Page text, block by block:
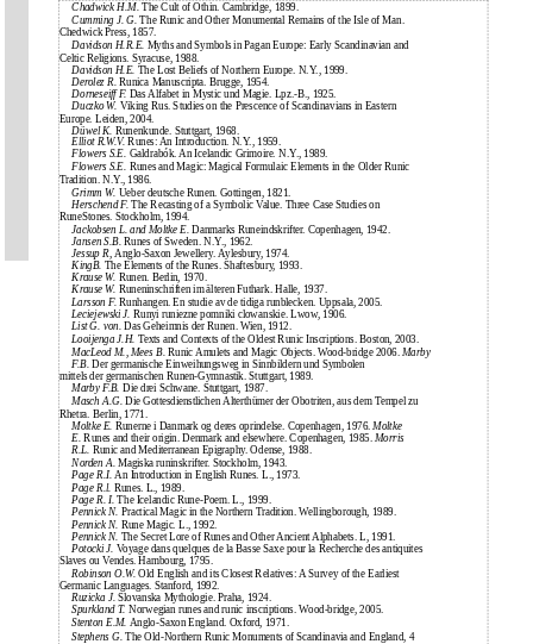
Chadwick H.M.The Cult of Othin. Cambridge, 1899.
Cumming J. G.The Runic and Other Monumental Remains of the Isle of Man.
Chedwick Press, 1857.
Davidson H.R.E. Myths and Symbols in Pagan Europe: Early Scandinavian and
Celtic Religions. Syracuse, 1988.
Davidson H.E. The Lost Beliefs of Northern Europe. N.Y., 1999.
Derolez R.Runica Manuscripta. Brugge, 1954.
Dorneseiff F. Das Alfabet in Mystic und Magie. Lpz.-B., 1925.
Duczko W. Viking Rus. Studies on the Prescence of Scandinavians in Eastern
Europe. Leiden, 2004.
Düwel K. Runenkunde. Stuttgart, 1968.
Elliot R.W.V.Runes: An Introduction. N.Y., 1959.
Flowers S.E. Galdrabók. An Icelandic Grimoire. N.Y., 1989.
Flowers S.E. Runes and Magic: Magical Formulaic Elements in the Older Runic
Tradition. N.Y., 1986.
Grimm W. Ueber deutsche Runen. Gottingen, 1821.
Herschend F.The Recasting of a Symbolic Value. Three Case Studies on
RuneStones. Stockholm, 1994.
Jackobsen L. and Moltke E.Danmarks Runeindskrifter. Copenhagen, 1942.
Jansen S.B.Runes of Sweden. N.Y., 1962.
Jessup R, Anglo-Saxon Jewellery. Aylesbury, 1974.
KingB. The Elements of the Runes. Shaftesbury, 1993.
Krause W. Runen. Berlin, 1970.
Krause W. Runeninschriften im älteren Futhark. Halle, 1937.
Larsson F.Runhangen. En studie av de tidiga runblecken. Uppsala, 2005.
Leciejewski J. Runyi runiezne pomniki clowanskie. Lwow, 1906.
List G. von.Das Geheimnis der Runen. Wien, 1912.
Looijenga J.H. Texts and Contexts of the Oldest Runic Inscriptions. Boston, 2003.
MacLeod M., Mees B. Runic Amulets and Magic Objects. Wood-bridge 2006.Marby
F.B.Der germanische Einweihungsweg in Sinnbildern und Symbolen
mittels der germanischen Runen-Gymnastik. Stuttgart, 1989.
Marby F.B. Die drei Schwane. Stuttgart, 1987.
Masch A.G.Die Gottesdienstlichen Alterthümer der Obotriten, aus dem Tempel zu
Rhetra. Berlin, 1771.
Moltke E. Runerne i Danmark og deres oprindelse. Copenhagen, 1976.Moltke
E.Runes and their origin. Denmark and elsewhere. Copenhagen, 1985.Morris
R.L. Runic and Mediterranean Epigraphy. Odense, 1988.
Norden A. Magiska runinskrifter. Stockholm, 1943.
Page R.I.An Introduction in English Runes. L., 1973.
Page R.l. Runes. L., 1989.
Page R. I.The Icelandic Rune-Poem. L., 1999.
Pennick N. Practical Magic in the Northern Tradition. Wellingborough, 1989.
Pennick N. Rune Magic. L., 1992.
Pennick N. The Secret Lore of Runes and Other Ancient Alphabets. L, 1991.
Potocki J. Voyage dans quelques de la Basse Saxe pour la Recherche des antiquites
Slaves ou Vendes. Hambourg, 1795.
Robinson O.W.Old English and its Closest Relatives: A Survey of the Earliest
Germanic Languages. Stanford, 1992.
Ruzicka J. Slovanska Mythologie. Praha, 1924.
Spurkland T. Norwegian runes and runic inscriptions. Wood-bridge, 2005.
Stenton E.M. Anglo-Saxon England. Oxford, 1971.
Stephens G.The Old-Northern Runic Monuments of Scandinavia and England, 4